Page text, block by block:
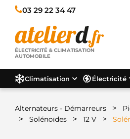
03 29 22 34 47
ÉLECTRICITÉ & CLIMATISATION
AUTOMOBILE
Climatisation Électricité
Alternateurs - Démarreurs >
> Solénoïdes > 12 V >